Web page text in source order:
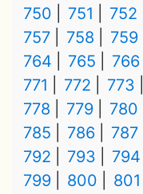
750
751 752
757
758 759
764
765 766
771
772 773
778
779 780
785
786 787
792
793 794
799
800 801